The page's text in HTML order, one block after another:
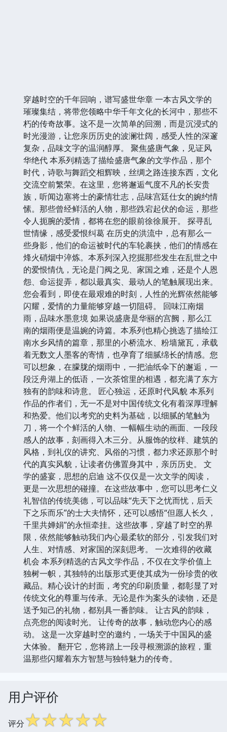
穿越时空的千年回响，谱写盛世华章 一本古风文学的
璀璨集结，将带您领略中华千年文化的长河中，那些不
朽的传奇故事。这不是一次简单的回溯，而是沉浸式的
时光漫游，让您亲历历史的波澜壮阔，感受人性的深邃
复杂，品味文字的温润醇厚。 聚焦盛唐气象，见证风
华绝代 本系列精选了描绘盛唐气象的文学作品，那个
时代，诗歌与舞蹈交相辉映，丝绸之路连接东西，文化
交流空前繁荣。在这里，您将邂逅气度不凡的长安贵
族，听闻边塞将士的豪情壮志，品味宫廷仕女的婉约情
愫。那些曾经鲜活的人物，那些跌宕起伏的命运，那些
令人扼腕的爱情，都将在您的眼前徐徐展开。 探寻乱
世情缘，感受爱恨纠葛 在历史的洪流中，总有那么一
些身影，他们的命运被时代的车轮裹挟，他们的情感在
烽火硝烟中淬炼。本系列深入挖掘那些发生在乱世之中
的爱恨情仇，无论是门阀之见、家国之难，还是个人恩
怨、命运捉弄，都以最真实、最动人的笔触展现出来。
您会看到，即使在最艰难的时刻，人性的光辉依然能够
闪耀，爱情的力量能够穿越一切阻碍。 回味江南烟
雨，品味水墨意境 如果说盛唐是华丽的宫阙，那么江
南的烟雨便是温婉的诗篇。本系列也精心挑选了描绘江
南水乡风情的篇章，那里的小桥流水、粉墙黛瓦，承载
着无数文人墨客的寄情，也孕育了细腻绵长的情感。您
可以想象，在朦胧的烟雨中，一把油纸伞下的邂逅，一
段泛舟湖上的低语，一次茶馆里的相遇，都充满了东方
独有的韵味和诗意。 匠心独运，还原时代风貌 本系列
作品的作者们，无一不是对中国传统文化有着深厚理解
和热爱。他们以考究的史料为基础，以细腻的笔触为
刀，将一个个鲜活的人物、一幅幅生动的画面、一段段
感人的故事，刻画得入木三分。从服饰的纹样、建筑的
风格，到礼仪的讲究、风俗的习惯，都力求还原那个时
代的真实风貌，让读者仿佛置身其中，亲历历史。 文
学的盛宴，思想的启迪 这不仅仅是一次文学的阅读，
更是一次思想的碰撞。在这些故事中，您可以思考仁义
礼智信的传统美德，可以品味“先天下之忧而忧，后天
下之乐而乐”的士大夫情怀，还可以感悟“但愿人长久，
千里共婵娟”的永恒牵挂。这些故事，穿越了时空的界
限，依然能够触动我们内心最柔软的部分，引发我们对
人生、对情感、对家国的深刻思考。 一次难得的收藏
机会 本系列精选的古风文学作品，不仅在文学价值上
独树一帜，其独特的出版形式更使其成为一份珍贵的收
藏品。精心设计的封面，考究的印刷质量，都彰显了对
传统文化的尊重与传承。无论是作为案头的读物，还是
送予知己的礼物，都别具一番韵味。 让古风的韵味，
点亮您的阅读时光。 让传奇的故事，触动您内心的感
动。 这是一次穿越时空的邀约，一场关于中国风的盛
大体验。 翻开它，您将踏上一段寻根溯源的旅程，重
温那些闪耀着东方智慧与独特魅力的传奇。
用户评价
评分☆☆☆☆☆